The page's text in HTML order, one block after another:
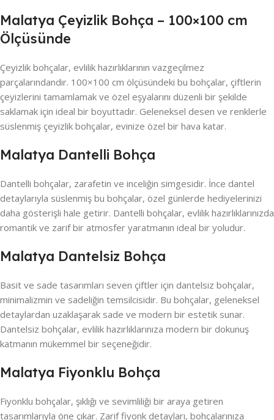
Malatya Çeyizlik Bohça – 100×100 cm
Ölçüsünde
Çeyizlik bohçalar, evlilik hazırlıklarının vazgeçilmez
parçalarındandır. 100×100 cm ölçüsündeki bu bohçalar, çiftlerin
çeyizlerini tamamlamak ve özel eşyalarını düzenli bir şekilde
saklamak için ideal bir boyuttadır. Geleneksel desen ve renklerle
süslenmiş çeyizlik bohçalar, evinize özel bir hava katar.
Malatya Dantelli Bohça
Dantelli bohçalar, zarafetin ve inceliğin simgesidir. İnce dantel
detaylarıyla süslenmiş bu bohçalar, özel günlerde hediyelerinizi
daha gösterişli hale getirir. Dantelli bohçalar, evlilik hazırlıklarınızda
romantik ve zarif bir atmosfer yaratmanın ideal bir yoludur.
Malatya Dantelsiz Bohça
Basit ve sade tasarımları seven çiftler için dantelsiz bohçalar,
minimalizmin ve sadeliğin temsilcisidir. Bu bohçalar, geleneksel
detaylardan uzaklaşarak sade ve modern bir estetik sunar.
Dantelsiz bohçalar, evlilik hazırlıklarınıza modern bir dokunuş
katmanın mükemmel bir seçeneğidir.
Malatya Fiyonklu Bohça
Fiyonklu bohçalar, şıklığı ve sevimliliği bir araya getiren
tasarımlarıyla öne çıkar. Zarif fiyonk detayları, bohçalarınıza